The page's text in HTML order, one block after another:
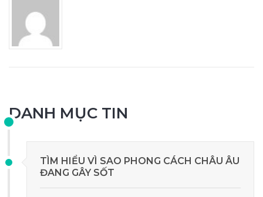
DANH MỤC TIN
TÌM HIỂU VÌ SAO PHONG CÁCH CHÂU ÂU
ĐANG GÂY SỐT